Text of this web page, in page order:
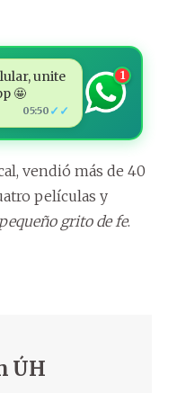
unite
🤩
05:50 ✓✓
1
vendió más de 40
películas y
grito de fe.
ÚH